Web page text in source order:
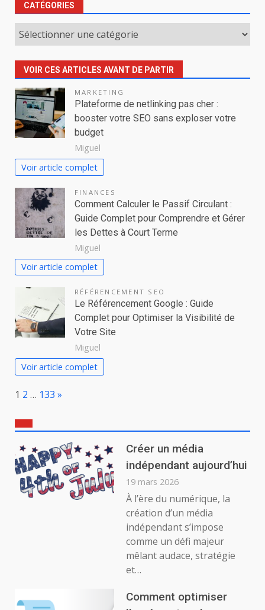
CATÉGORIES
Catégories
VOIR CES ARTICLES AVANT DE PARTIR
MARKETING
Plateforme de netlinking pas cher :
booster votre SEO sans exploser votre
budget
Miguel
Voir article complet
FINANCES
Comment Calculer le Passif Circulant :
Guide Complet pour Comprendre et Gérer
les Dettes à Court Terme
Miguel
Voir article complet
RÉFÉRENCEMENT SEO
Le Référencement Google : Guide
Complet pour Optimiser la Visibilité de
Votre Site
Miguel
Voir article complet
Page:
1 2 … 133 Next
»
Créer un média
indépendant aujourd’hui
19 mars 2026
À l’ère du numérique, la
création d’un média
indépendant s’impose
comme un défi majeur
mêlant audace, stratégie
et…
Comment optimiser